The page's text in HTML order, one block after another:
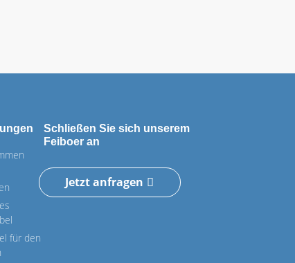
für den
Schließen Sie sich unserem
Feiboer an
Jetzt anfragen